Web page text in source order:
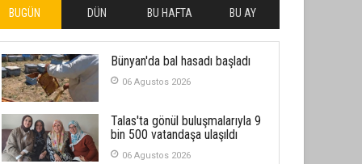
26 Subat 2026
METİN ERTEM
YENİ HİCRİ YIL VE ÜLKEMİZDE
YAŞANANLAR!
21 Haziran 2026
SEMRA ŞAHİN
KENDİNE UYANMAK
BUGÜN DÜN BU HAFTA BU AY
Bünyan'da bal hasadı başladı
06 Agustos 2026
Talas'ta gönül buluşmalarıyla 9
bin 500 vatandaşa ulaşıldı
06 Agustos 2026